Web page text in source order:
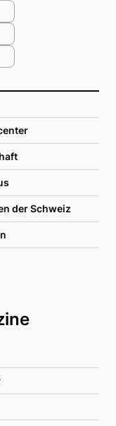
der Schweiz